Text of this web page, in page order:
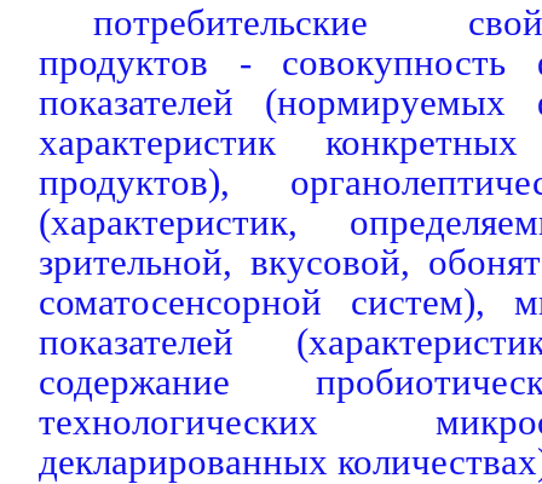
потребительские
продуктов - совокупность
показателей (нормируемых
характеристик
продуктов),
(характеристик,
зрительной, вкусовой,
соматосенсорной систем),
показателей
содержание
технологических
декларированных